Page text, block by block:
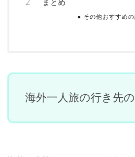
まとめ
その他おすすめ
海外一人旅の行き先